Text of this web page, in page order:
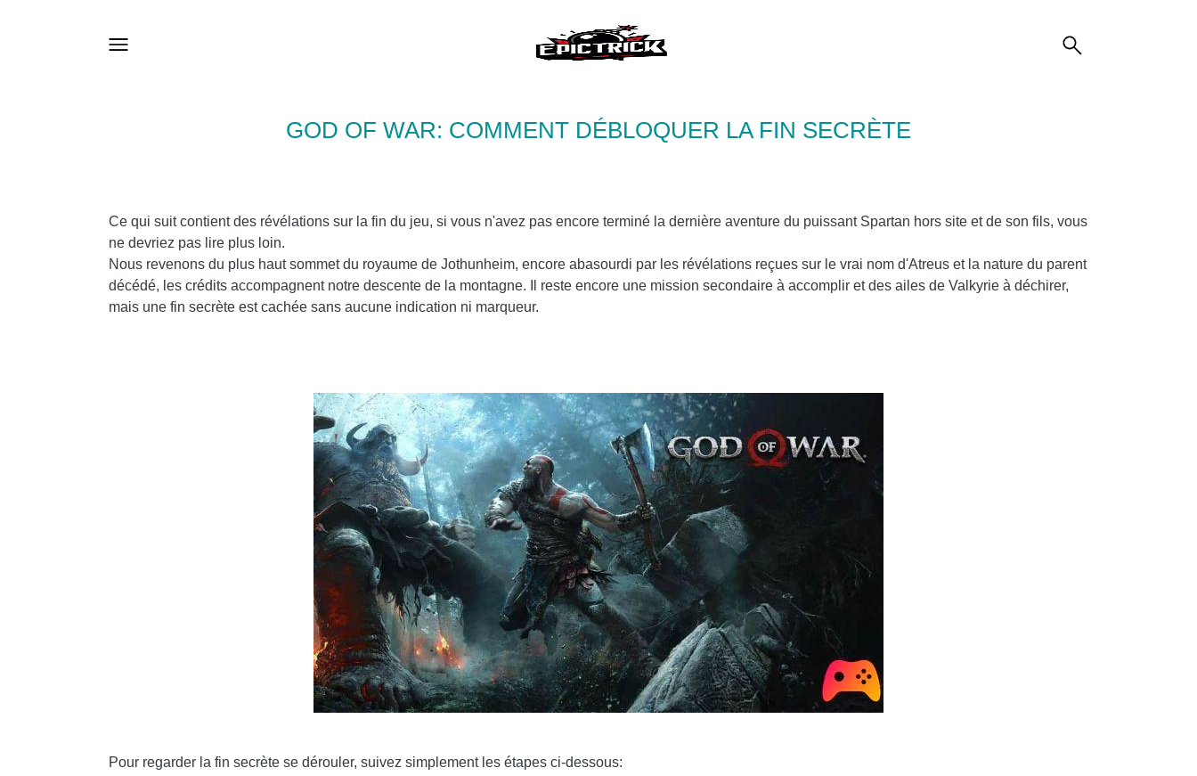
GOD OF WAR: COMMENT DÉBLOQUER LA FIN SECRÈTE
Ce qui suit contient des révélations sur la fin du jeu, si vous n'avez pas encore terminé la dernière aventure du puissant Spartan hors site et de son fils, vous
ne devriez pas lire plus loin.
Nous revenons du plus haut sommet du royaume de Jothunheim, encore abasourdi par les révélations reçues sur le vrai nom d'Atreus et la nature du parent
décédé, les crédits accompagnent notre descente de la montagne. Il reste encore une mission secondaire à accomplir et des ailes de Valkyrie à déchirer,
mais une fin secrète est cachée sans aucune indication ni marqueur.
Pour regarder la fin secrète se dérouler, suivez simplement les étapes ci-dessous: